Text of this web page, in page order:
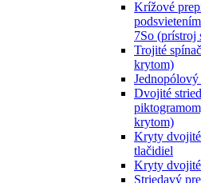
Krížové
7So (prístroj
Trojité
krytom)
Dvojité
krytom)
Kryty
tlačidiel
Kryty
Striedavý